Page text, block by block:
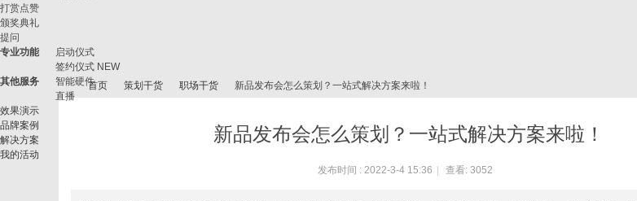
打赏点赞
颁奖典礼
提问
专业功能
启动仪式
签约仪式 NEW
其他服务
智能硬件
直播
效果演示
品牌案例
解决方案
我的活动
首页 策划干货 职场干货 新品发布会怎么策划？一站式解决方案来啦！
新品发布会怎么策划？一站式解决方案来啦！
发布时间 : 2022-3-4 15:36 查看: 3052